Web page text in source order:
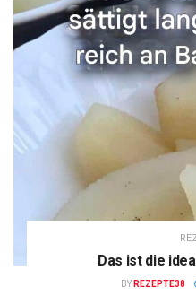
Das ist die
BY REZEPTE38